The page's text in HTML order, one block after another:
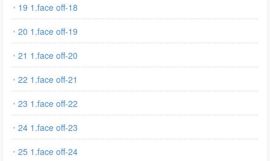
19 1.face off-18
20 1.face off-19
21 1.face off-20
22 1.face off-21
23 1.face off-22
24 1.face off-23
25 1.face off-24